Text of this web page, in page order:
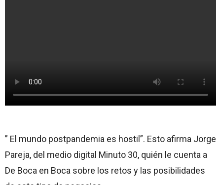
” El mundo postpandemia es hostil”. Esto afirma Jorge
Pareja, del medio digital Minuto 30, quién le cuenta a
De Boca en Boca sobre los retos y las posibilidades